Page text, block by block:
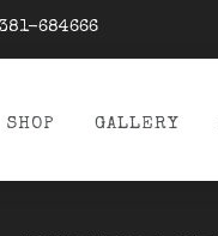
684666
SHOP GALLERY